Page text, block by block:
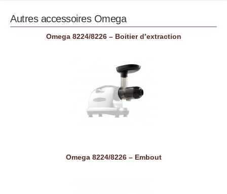
Autres accessoires Omega
Omega 8224/8226 – Boitier d’extraction
Omega 8224/8226 – Embout